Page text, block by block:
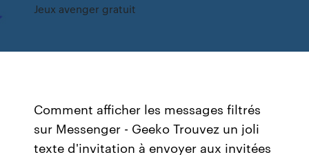
Jeux avenger gratuit
Comment afficher les messages filtrés
sur Messenger - Geeko Trouvez un joli
texte d'invitation à envoyer aux invitées